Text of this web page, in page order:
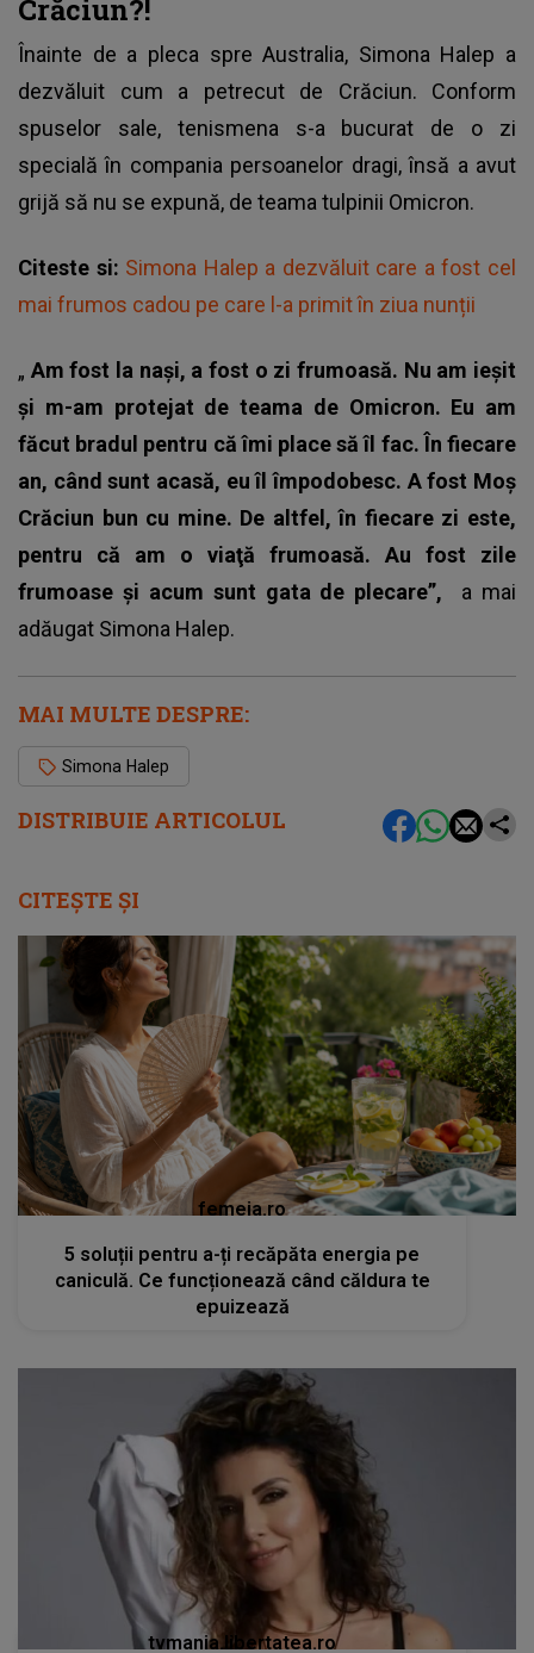
DISTRIBUIE ARTICOLUL
Crăciun?!
Înainte de a pleca spre Australia, Simona Halep a
dezvăluit cum a petrecut de Crăciun. Conform
spuselor sale, tenismena s-a bucurat de o zi
specială în compania persoanelor dragi, însă a avut
grijă să nu se expună, de teama tulpinii Omicron.
Citeste si: Simona Halep a dezvăluit care a fost cel
mai frumos cadou pe care l-a primit în ziua nunții
„ Am fost la naşi, a fost o zi frumoasă. Nu am ieşit
şi m-am protejat de teama de Omicron. Eu am
făcut bradul pentru că îmi place să îl fac. În fiecare
an, când sunt acasă, eu îl împodobesc. A fost Moş
Crăciun bun cu mine. De altfel, în fiecare zi este,
pentru că am o viaţă frumoasă. Au fost zile
frumoase şi acum sunt gata de plecare”,
a mai
adăugat Simona Halep.
MAI MULTE DESPRE:
Simona Halep
CITEȘTE ȘI
femeia.ro
5 soluții pentru a-ți recăpăta energia pe
caniculă. Ce funcționează când căldura te
epuizează
tvmania.libertatea.ro